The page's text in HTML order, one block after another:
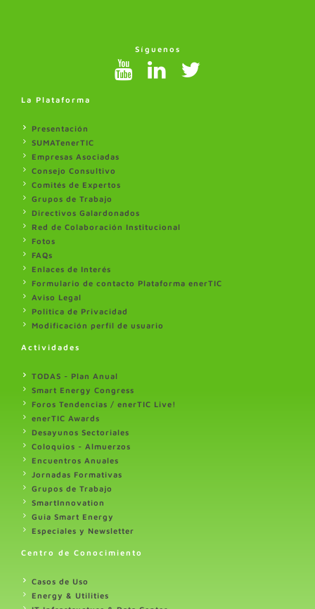
Síguenos
La Plataforma
Presentación
SUMATenerTIC
Empresas Asociadas
Consejo Consultivo
Comités de Expertos
Grupos de Trabajo
Directivos Galardonados
Red de Colaboración Institucional
Fotos
FAQs
Enlaces de Interés
Formulario de contacto Plataforma enerTIC
Aviso Legal
Politica de Privacidad
Modificación perfil de usuario
Actividades
TODAS - Plan Anual
Smart Energy Congress
Foros Tendencias / enerTIC Live!
enerTIC Awards
Desayunos Sectoriales
Coloquios - Almuerzos
Encuentros Anuales
Jornadas Formativas
Grupos de Trabajo
SmartInnovation
Guia Smart Energy
Especiales y Newsletter
Centro de Conocimiento
Casos de Uso
Energy & Utilities